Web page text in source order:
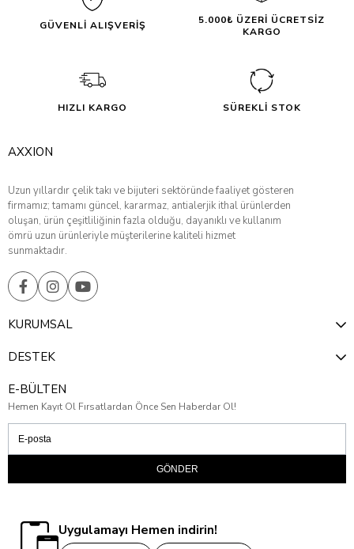
GÜVENLİ ALIŞVERİŞ
5.000₺ ÜZERİ ÜCRETSİZ
KARGO
HIZLI KARGO SÜREKLİ STOK
AXXION
Uzun yıllardır çelik takı ve bijuteri sektöründe faaliyet gösteren
firmamız; tamamı güncel, kararmaz, antialerjik ithal ürünlerden
oluşan, ürün çeşitliliğinin fazla olduğu, dayanıklı ve kullanım
ömrü uzun ürünleriyle müşterilerine kaliteli hizmet
sunmaktadır.
KURUMSAL
DESTEK
E-BÜLTEN
Hemen Kayıt Ol Fırsatlardan Önce Sen Haberdar Ol!
GÖNDER
Uygulamayı Hemen indirin!